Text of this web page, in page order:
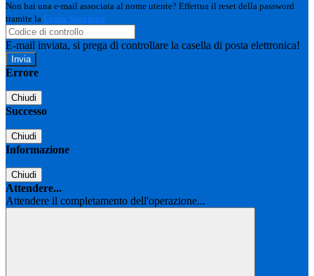
Non hai una e-mail associata al nome utente? Effettua il reset della password
tramite la Login Spaggiari
E-mail inviata, si prega di controllare la casella di posta elettronica!
Errore
Chiudi
Successo
Chiudi
Informazione
Chiudi
Attendere...
Attendere il completamento dell'operazione...